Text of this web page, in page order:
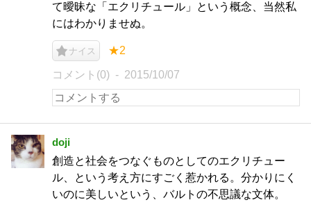
て曖昧な「エクリチュール」という概念、当然私
にはわかりませぬ。
ナイス ★2
コメント(0) 2015/10/07
doji
創造と社会をつなぐものとしてのエクリチュー
ル、という考え方にすごく惹かれる。分かりにく
いのに美しいという、バルトの不思議な文体。